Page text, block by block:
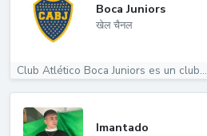
Boca Juniors
खेल चैनल
Club Atlético Boca Juniors es un club...
Imantado